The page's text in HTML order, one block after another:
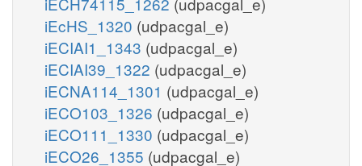
iEcHS_1320 (udpacgal_e)
iECIAI1_1343 (udpacgal_e)
iECIAI39_1322 (udpacgal_e)
iECNA114_1301 (udpacgal_e)
iECO103_1326 (udpacgal_e)
iECO111_1330 (udpacgal_e)
iECO26_1355 (udpacgal_e)